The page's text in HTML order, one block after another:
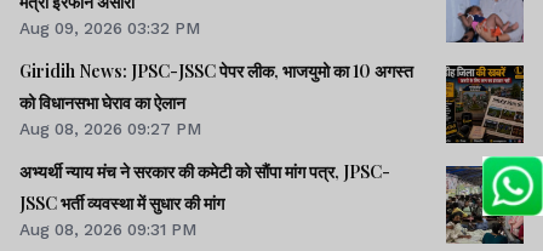
Aug 09, 2026 03:32 PM
Giridih News: JPSC-JSSC पेपर लीक, भाजयुमो का 10 अगस्त
को विधानसभा घेराव का ऐलान
Aug 08, 2026 09:27 PM
अभ्यर्थी न्याय मंच ने सरकार की कमेटी को सौंपा मांग पत्र, JPSC-
JSSC भर्ती व्यवस्था में सुधार की मांग
Aug 08, 2026 09:31 PM